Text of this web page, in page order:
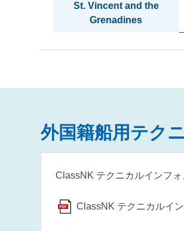
St. Vincent and the
Grenadines
外国籍船用テク
ClassNK テクニカルインフ
ClassNK テクニカルイ